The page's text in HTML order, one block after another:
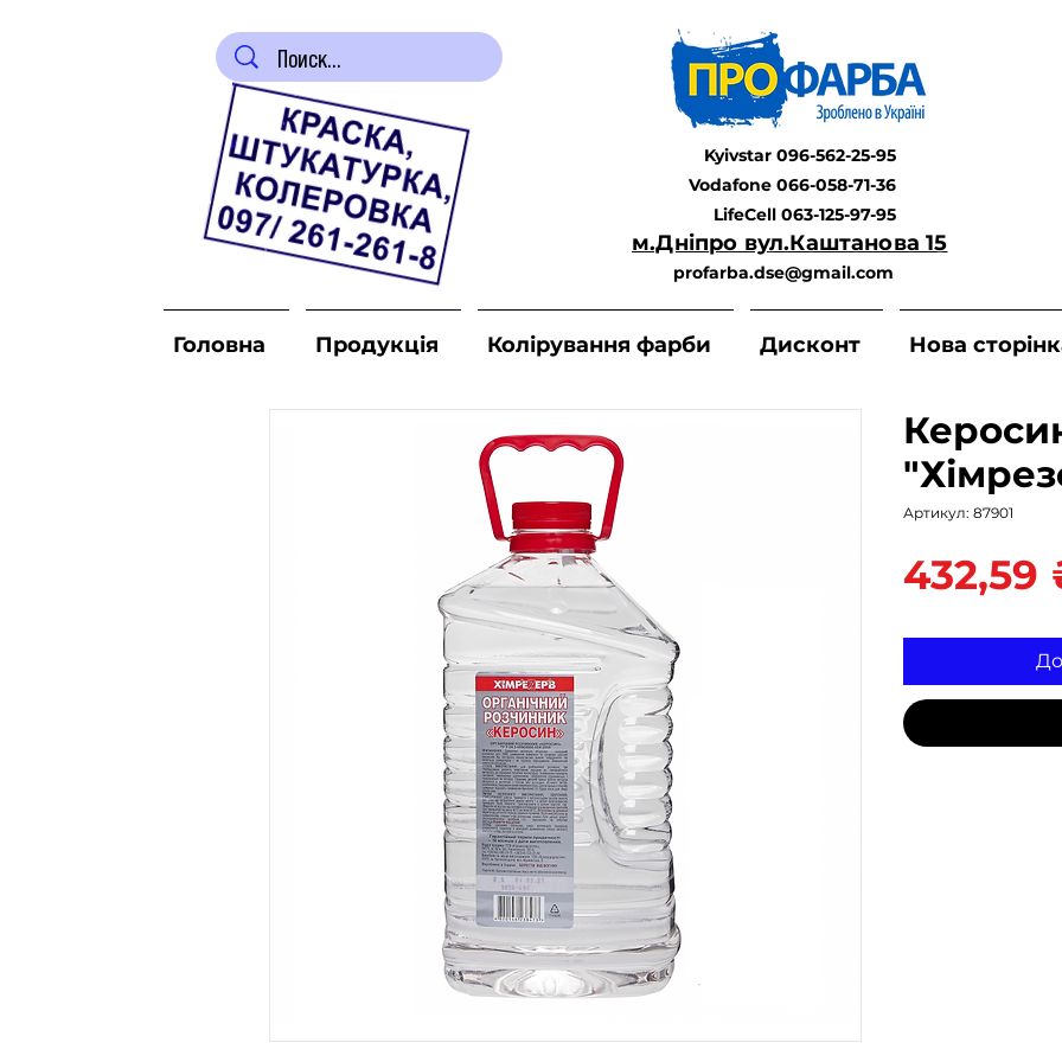
Kyivstar 096-562-25-95
Vodafone 066-058-71-36
LifeCell 063-125-97-95
м.Дніпро вул.Каштанова 15
profarba.dse@gmail.com
Головна Продукція Колірування фарби Дисконт Нова
Артикул: 87901
432,59